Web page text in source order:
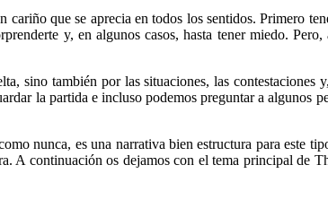
que se aprecia en todos los sentidos. Primero
y, en algunos casos, hasta tener miedo.
sino también por las situaciones, las
la partida e incluso podemos preguntar a algunos
nunca, es una narrativa bien estructura para este
A continuación os dejamos con el tema principal